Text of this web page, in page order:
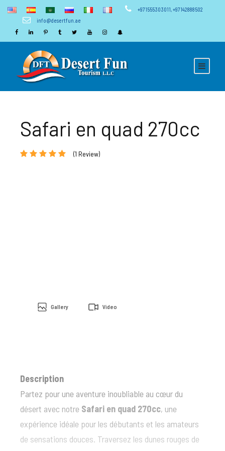
+971555303011,+97142888502
info@desertfun.ae
Safari en quad 270cc
(1 Review)
Gallery Video
Description
Partez pour une aventure inoubliable au cœur du
désert avec notre Safari en quad 270cc, une
expérience idéale pour les débutants et les amateurs
de sensations douces. Traversez les dunes rouges de